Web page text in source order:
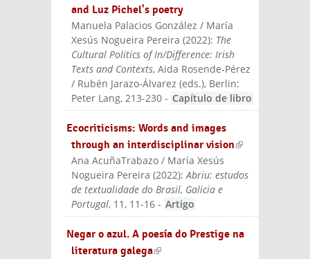
and Luz Pichel's poetry
Manuela Palacios González / María
Xesús Nogueira Pereira (2022): The
Cultural Politics of In/Difference: Irish
Texts and Contexts, Aida Rosende-Pérez
/ Rubén Jarazo-Álvarez (eds.), Berlin:
Peter Lang, 213-230 - Capítulo de libro
Ecocriticisms: Words and images
through an interdisciplinar vision(link is
l)
Ana AcuñaTrabazo / María Xesús
Nogueira Pereira (2022):Abriu: estudos
de textualidade do Brasil, Galicia e
Portugal, 11, 11-16 - Artigo
Negar o azul. A poesía do Prestige na
literatura galega(link is external)